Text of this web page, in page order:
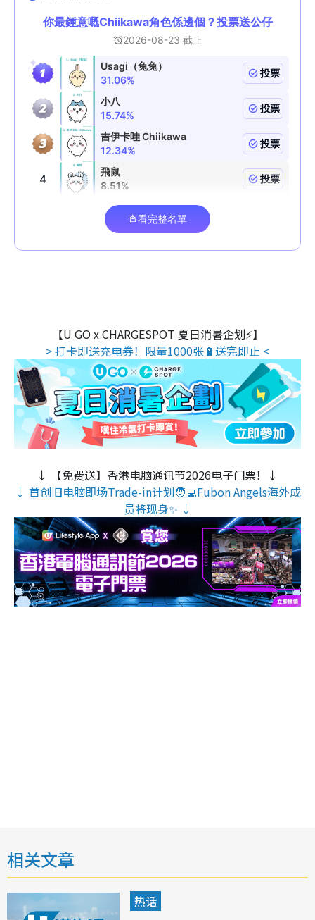
【U GO x CHARGESPOT 夏日消暑企划⚡】
> 打卡即送充电券！限量1000张🔋送完即止 <
↓ 【免费送】香港电脑通讯节2026电子门票！↓
↓ 首创旧电脑即场Trade-in计划🧑‍💻Fubon Angels海外成
员将现身✨ ↓
相关文章
热话